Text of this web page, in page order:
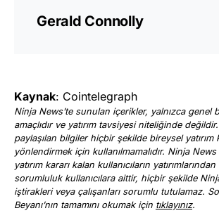
Gerald Connolly
Kaynak: Cointelegraph
Ninja News’te sunulan içerikler, yalnızca genel
amaçlıdır ve yatırım tavsiyesi niteliğinde
paylaşılan bilgiler hiçbir şekilde bireysel yatırım
yönlendirmek için kullanılmamalıdır. Ninja
yatırım kararı kalan kullanıcıların
sorumluluk kullanıcılara aittir, hiçbir şekilde
iştirakleri veya çalışanları sorumlu tutulamaz.
Beyanı’nın tamamını okumak için tıklayınız.